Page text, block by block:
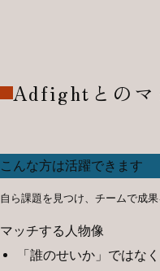
Adfightとのマ
こんな方は活躍できます
自ら課題を見つけ、チームで成
マッチする人物像
「誰のせいか」ではな